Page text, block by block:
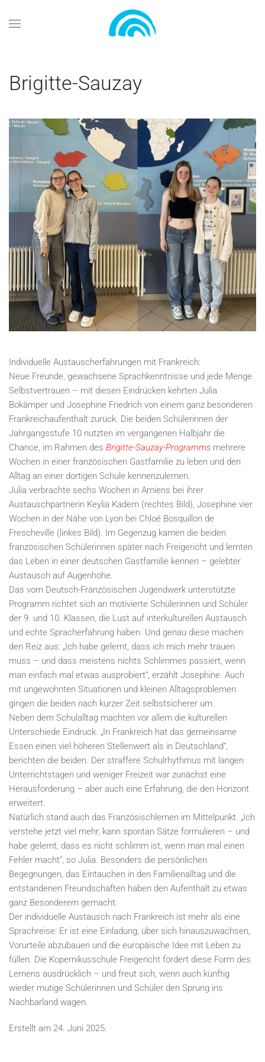
Zum Hauptinhalt springen
Brigitte-Sauzay
Individuelle Austauscherfahrungen mit Frankreich:
Neue Freunde, gewachsene Sprachkenntnisse und jede Menge
Selbstvertrauen – mit diesen Eindrücken kehrten Julia
Bokämper und Josephine Friedrich von einem ganz besonderen
Frankreichaufenthalt zurück. Die beiden Schülerinnen der
Jahrgangsstufe 10 nutzten im vergangenen Halbjahr die
Chance, im Rahmen des Brigitte-Sauzay-Programms mehrere
Wochen in einer französischen Gastfamilie zu leben und den
Alltag an einer dortigen Schule kennenzulernen.
Julia verbrachte sechs Wochen in Amiens bei ihrer
Austauschpartnerin Keylia Kadem (rechtes Bild), Josephine vier
Wochen in der Nähe von Lyon bei Chloé Bosquillon de
Frescheville (linkes Bild). Im Gegenzug kamen die beiden
französischen Schülerinnen später nach Freigericht und lernten
das Leben in einer deutschen Gastfamilie kennen – gelebter
Austausch auf Augenhöhe.
Das vom Deutsch-Französischen Jugendwerk unterstützte
Programm richtet sich an motivierte Schülerinnen und Schüler
der 9. und 10. Klassen, die Lust auf interkulturellen Austausch
und echte Spracherfahrung haben. Und genau diese machen
den Reiz aus: „Ich habe gelernt, dass ich mich mehr trauen
muss – und dass meistens nichts Schlimmes passiert, wenn
man einfach mal etwas ausprobiert“, erzählt Josephine. Auch
mit ungewohnten Situationen und kleinen Alltagsproblemen
gingen die beiden nach kurzer Zeit selbstsicherer um.
Neben dem Schulalltag machten vor allem die kulturellen
Unterschiede Eindruck. „In Frankreich hat das gemeinsame
Essen einen viel höheren Stellenwert als in Deutschland“,
berichten die beiden. Der straffere Schulrhythmus mit langen
Unterrichtstagen und weniger Freizeit war zunächst eine
Herausforderung – aber auch eine Erfahrung, die den Horizont
erweitert.
Natürlich stand auch das Französischlernen im Mittelpunkt. „Ich
verstehe jetzt viel mehr, kann spontan Sätze formulieren – und
habe gelernt, dass es nicht schlimm ist, wenn man mal einen
Fehler macht“, so Julia. Besonders die persönlichen
Begegnungen, das Eintauchen in den Familienalltag und die
entstandenen Freundschaften haben den Aufenthalt zu etwas
ganz Besonderem gemacht.
Der individuelle Austausch nach Frankreich ist mehr als eine
Sprachreise: Er ist eine Einladung, über sich hinauszuwachsen,
Vorurteile abzubauen und die europäische Idee mit Leben zu
füllen. Die Kopernikusschule Freigericht fördert diese Form des
Lernens ausdrücklich – und freut sich, wenn auch künftig
wieder mutige Schülerinnen und Schüler den Sprung ins
Nachbarland wagen.
Erstellt am 24. Juni 2025.